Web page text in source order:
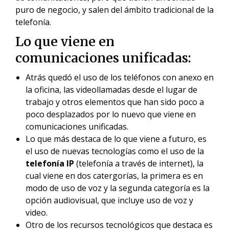
puro de negocio, y salen del ámbito tradicional de la
telefonía.
Lo que viene en
comunicaciones unificadas:
Atrás quedó el uso de los teléfonos con anexo en
la oficina, las videollamadas desde el lugar de
trabajo y otros elementos que han sido poco a
poco desplazados por lo nuevo que viene en
comunicaciones unificadas.
Lo que más destaca de lo que viene a futuro, es
el uso de nuevas tecnologías como el uso de la
telefonía IP (telefonía a través de internet), la
cual viene en dos catergorías, la primera es en
modo de uso de voz y la segunda categoría es la
opción audiovisual, que incluye uso de voz y
video.
Otro de los recursos tecnológicos que destaca es